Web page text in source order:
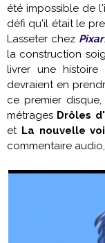
été impossible de
défi qu'il était le
Lasseter chez Pixar
la construction
livrer une histoire
devraient en
ce premier
métrages Drôles
et La nouvelle
commentaire